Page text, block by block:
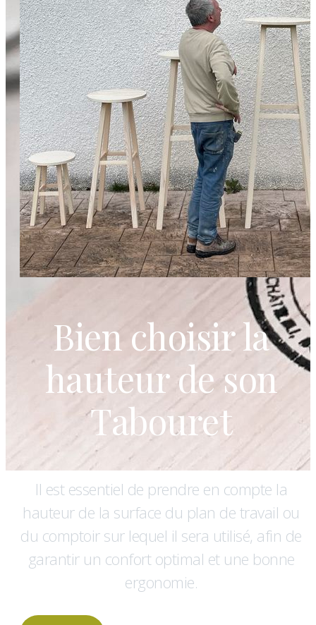
Bien choisir la
hauteur de son
Tabouret
Il est essentiel de prendre en compte la
hauteur de la surface du plan de travail ou
du comptoir sur lequel il sera utilisé, afin de
garantir un confort optimal et une bonne
ergonomie.